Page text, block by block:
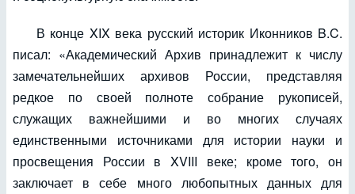
В конце XIX века русский историк Иконников B.C.
писал: «Академический Архив принадлежит к числу
замечательнейших архивов России, представляя
редкое по своей полноте собрание рукописей,
служащих важнейшими и во многих случаях
единственными источниками для истории науки и
просвещения России в XVIII веке; кроме того, он
заключает в себе много любопытных данных для